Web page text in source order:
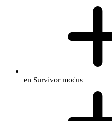
en Survivor modus